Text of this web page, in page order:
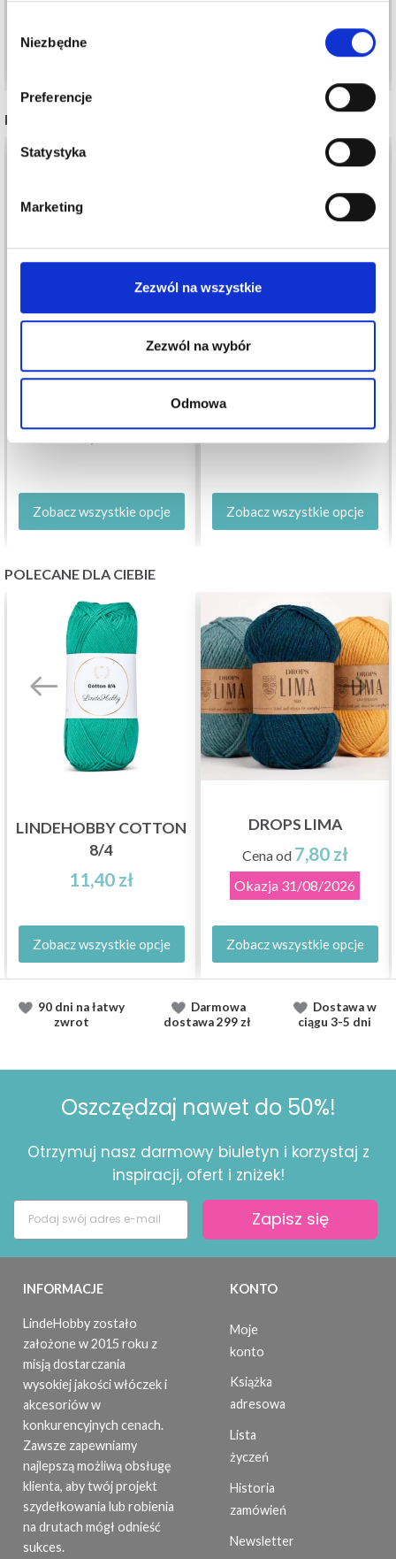
zgody
Niezbędne
Preferencje
Statystyka
Marketing
Zezwól na wszystkie
Zezwól na wybór
Odmowa
Dodaj do koszyka Dodaj do koszyka
INNI TEŻ WIDZIELI
LINDEHOBBY RIBBON
28,05 zł
Zobacz wszystkie opcje
27,85 zł
Zobacz wszystkie opcje
POLECANE DLA CIEBIE
LINDEHOBBY COTTON
8/4
11,40 zł
Zobacz wszystkie opcje
DROPS LIMA
Cena od 7,80 zł
Okazja 31/08/2026
Zobacz wszystkie opcje
90 dni na łatwy
zwrot
Darmowa
dostawa299 zł
Dostawaw
ciągu 3-5 dni
Oszczędzaj nawet do 50%!
Otrzymuj nasz darmowy biuletyn i korzystaj z
inspiracji, ofert i zniżek!
Zapisz się
INFORMACJE
LindeHobby zostało
założone w 2015 roku z
misją dostarczania
wysokiej jakości włóczek i
akcesoriów w
konkurencyjnych cenach.
Zawsze zapewniamy
najlepszą możliwą obsługę
klienta, aby twój projekt
szydełkowania lub robienia
na drutach mógł odnieść
sukces.
KONTO
Moje
konto
Książka
adresowa
Lista
życzeń
Historia
zamówień
Newsletter